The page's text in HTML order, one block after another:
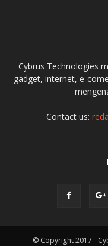
Cybrus Technologies
gadget, internet, e-
Contact us:
© Copyright 2017 -